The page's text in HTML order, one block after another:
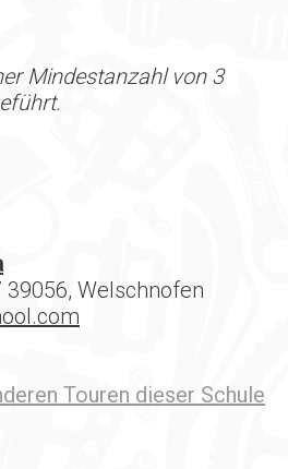
Mindestanzahl von 3
Welschnofen
Touren dieser Schule